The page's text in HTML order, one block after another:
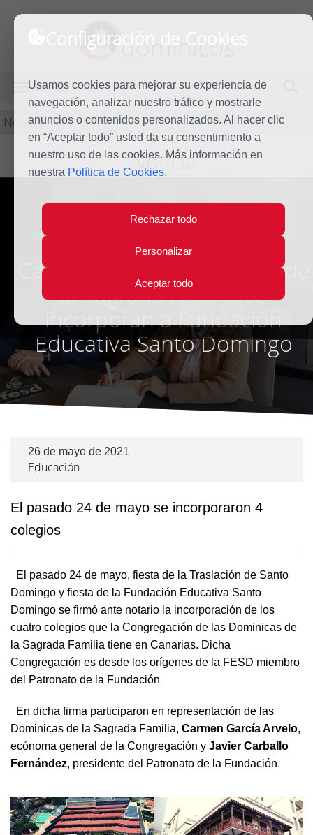
Configuración de Cookies
Usamos cookies para mejorar su experiencia de
navegación, analizar nuestro tráfico y mostrarle
anuncios o contenidos personalizados. Al hacer clic
en “Aceptar todo” usted da su consentimiento a
nuestro uso de las cookies. Más información en
nuestra Política de Cookies.
Rechazar todo
Personalizar
Aceptar todo
dominicos
MENÚ
Noticias
Noticia
Los colegios de las Islas
Canarias de las Dominicas de
la Sagrada Familia se
incorporan a Fundación
Educativa Santo Domingo
26 de mayo de 2021
Educación
El pasado 24 de mayo se incorporaron 4
colegios
El pasado 24 de mayo, fiesta de la Traslación de Santo
Domingo y fiesta de la Fundación Educativa Santo
Domingo se firmó ante notario la incorporación de los
cuatro colegios que la Congregación de las Dominicas de
la Sagrada Familia tiene en Canarias. Dicha
Congregación es desde los orígenes de la FESD miembro
del Patronato de la Fundación
En dicha firma participaron en representación de las
Dominicas de la Sagrada Familia, Carmen García Arvelo,
ecónoma general de la Congregación y Javier Carballo
Fernández, presidente del Patronato de la Fundación.